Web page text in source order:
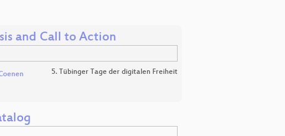
and Call to Action
5. Tübinger Tage der digitalen Freiheit